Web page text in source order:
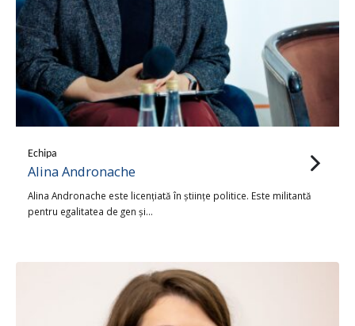
Echipa
Alina Andronache
Alina Andronache este licențiată în științe politice. Este militantă
pentru egalitatea de gen și…